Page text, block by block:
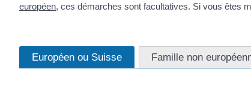
européen, ces démarches sont facultatives. Si vous êtes
Européen ou Suisse Famille non